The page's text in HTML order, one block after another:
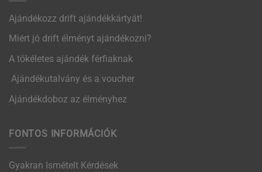
Ajándékozz drift ajándékkártyát!
Miért jó drift élményt ajándékozni?
A tökéletes ajándék férfiaknak
Ajándékutalvány és a voucher
Ajándékdoboz az élményhez
FONTOS INFORMÁCIÓK
Gyakran Ismételt Kérdések